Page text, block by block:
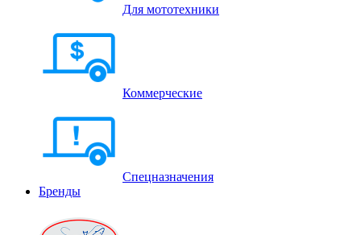
Для мототехники
Коммерческие
Спецназначения
Бренды